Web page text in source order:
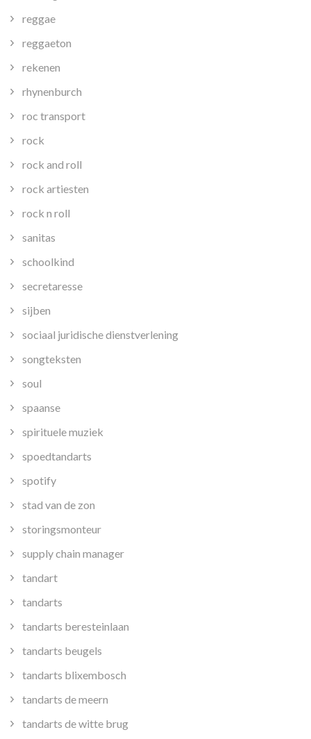
reggae
reggaeton
rekenen
rhynenburch
roc transport
rock
rock and roll
rock artiesten
rock n roll
sanitas
schoolkind
secretaresse
sijben
sociaal juridische dienstverlening
songteksten
soul
spaanse
spirituele muziek
spoedtandarts
spotify
stad van de zon
storingsmonteur
supply chain manager
tandart
tandarts
tandarts beresteinlaan
tandarts beugels
tandarts blixembosch
tandarts de meern
tandarts de witte brug